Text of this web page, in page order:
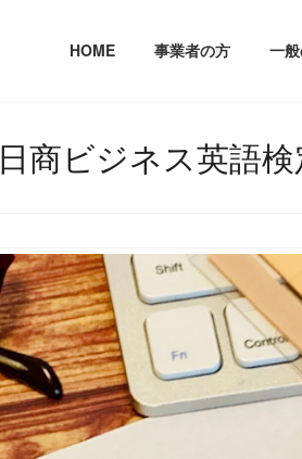
HOME 事業者の方 一
日商ビジネス英語検